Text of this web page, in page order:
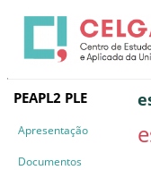
PEAPL2 PLE
Apresentação
Documentos